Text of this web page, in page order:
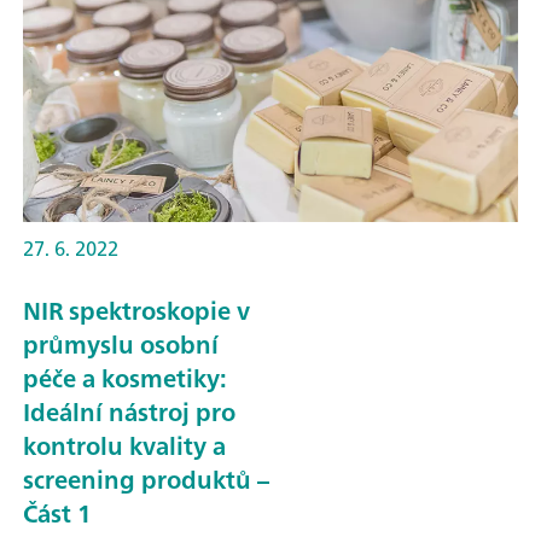
27. 6. 2022
NIR spektroskopie v
průmyslu osobní
péče a kosmetiky:
Ideální nástroj pro
kontrolu kvality a
screening produktů –
Část 1